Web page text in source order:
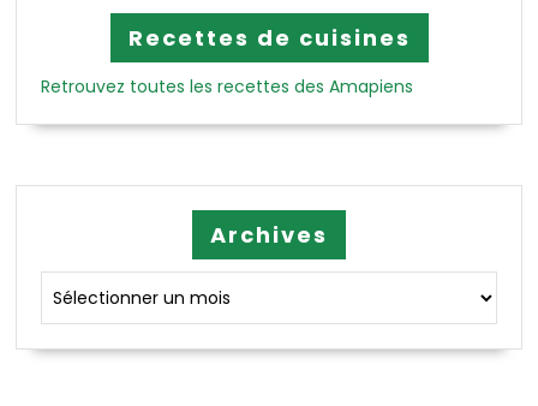
Recettes de cuisines
Retrouvez toutes les recettes des Amapiens
Archives